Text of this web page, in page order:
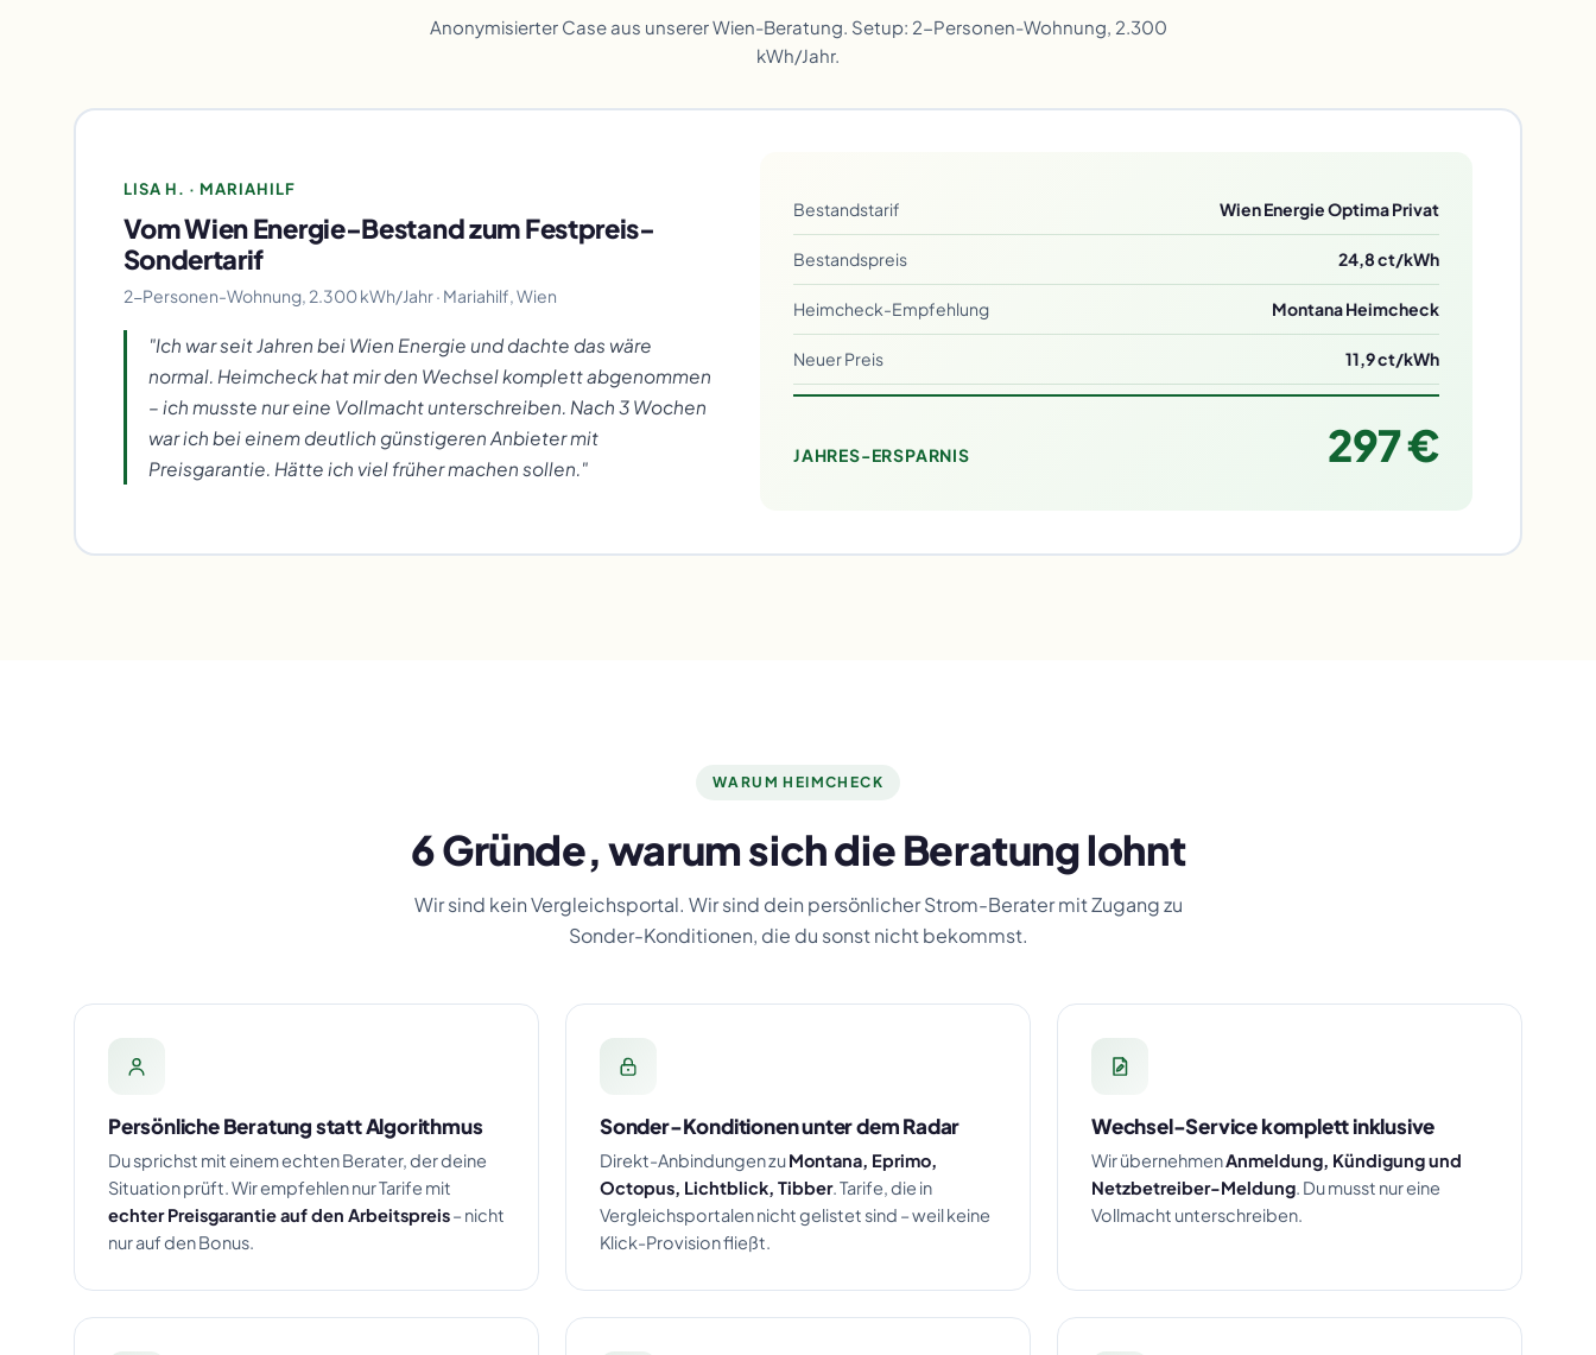
Anonymisierter Case aus unserer Wien-Beratung. Setup: 2-Personen-Wohnung, 2.300
kWh/Jahr.
LISA H. · MARIAHILF
Vom Wien Energie-Bestand zum Festpreis-
Sondertarif
2-Personen-Wohnung, 2.300 kWh/Jahr · Mariahilf, Wien
"Ich war seit Jahren bei Wien Energie und dachte das wäre
normal. Heimcheck hat mir den Wechsel komplett abgenommen
– ich musste nur eine Vollmacht unterschreiben. Nach 3 Wochen
war ich bei einem deutlich günstigeren Anbieter mit
Preisgarantie. Hätte ich viel früher machen sollen."
Bestandstarif Wien Energie Optima Privat
Bestandspreis 24,8 ct/kWh
Heimcheck-Empfehlung Montana Heimcheck
Neuer Preis 11,9 ct/kWh
JAHRES-ERSPARNIS 297 €
WARUM HEIMCHECK
6 Gründe, warum sich die Beratung lohnt
Wir sind kein Vergleichsportal. Wir sind dein persönlicher Strom-Berater mit Zugang zu
Sonder-Konditionen, die du sonst nicht bekommst.
Persönliche Beratung statt Algorithmus
Du sprichst mit einem echten Berater, der deine
Situation prüft. Wir empfehlen nur Tarife mit
echter Preisgarantie auf den Arbeitspreis– nicht
nur auf den Bonus.
Sonder-Konditionen unter dem Radar
Direkt-Anbindungen zuMontana, Eprimo,
Octopus, Lichtblick, Tibber. Tarife, die in
Vergleichsportalen nicht gelistet sind – weil keine
Klick-Provision fließt.
Wechsel-Service komplett inklusive
Wir übernehmenAnmeldung, Kündigung und
Netzbetreiber-Meldung. Du musst nur eine
Vollmacht unterschreiben.